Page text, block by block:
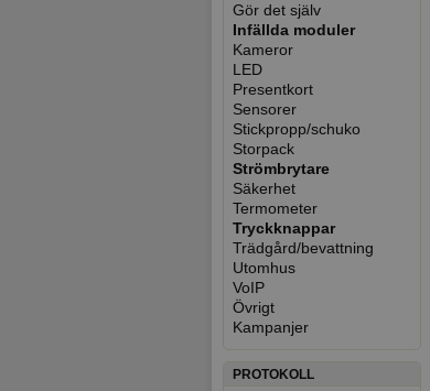
Gör det själv
Infällda moduler
Kameror
LED
Presentkort
Sensorer
Stickpropp/schuko
Storpack
Strömbrytare
Säkerhet
Termometer
Tryckknappar
Trädgård/bevattning
Utomhus
VoIP
Övrigt
Kampanjer
PROTOKOLL